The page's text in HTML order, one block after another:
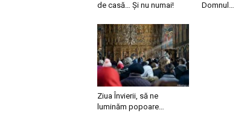
de casă… Și nu numai!
Domnul…
Ziua Învierii, să ne
luminăm popoare…